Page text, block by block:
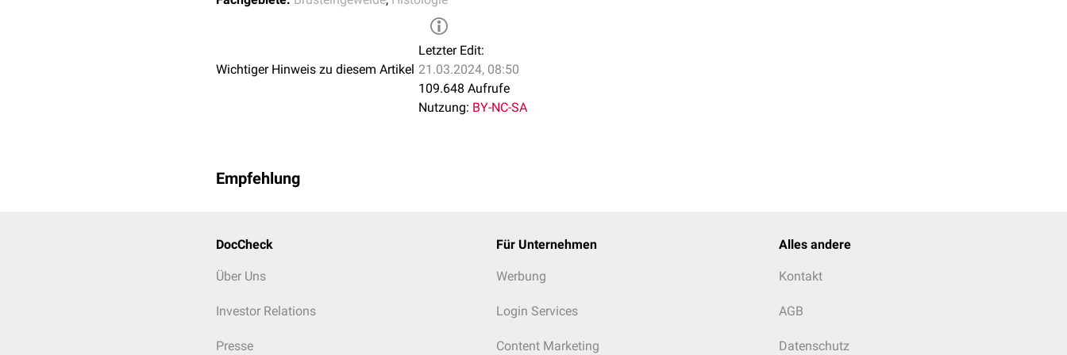
Wichtiger Hinweis zu diesem Artikel
Letzter Edit:
21.03.2024, 08:50
109.648 Aufrufe
Nutzung: BY-NC-SA
Empfehlung
DocCheck
Über Uns
Investor Relations
Presse
Für Unternehmen
Werbung
Login Services
Content Marketing
Alles andere
Kontakt
AGB
Datenschutz